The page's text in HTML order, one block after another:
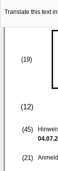
Translate this text
(19)
(12)
(45)
(21)